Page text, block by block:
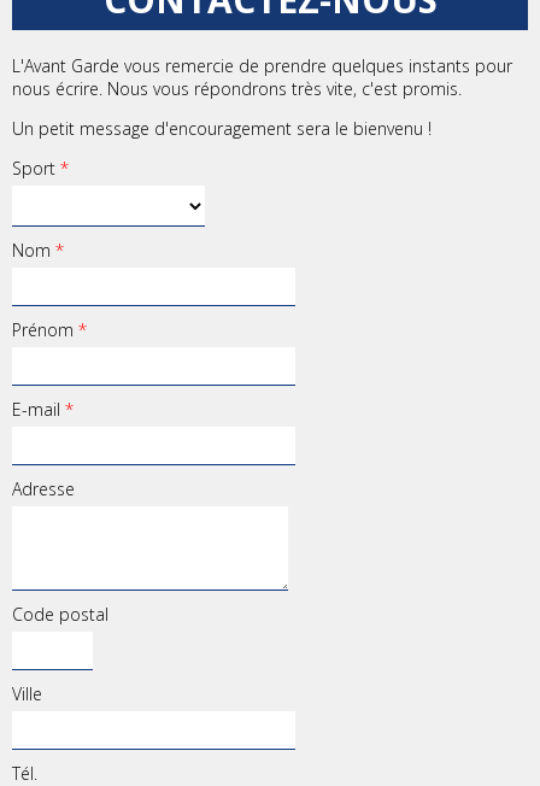
L'Avant Garde vous remercie de prendre quelques instants pour
nous écrire. Nous vous répondrons très vite, c'est promis.
Un petit message d'encouragement sera le bienvenu !
Sport *
Nom *
Prénom *
E-mail *
Adresse
Code postal
Ville
Tél.